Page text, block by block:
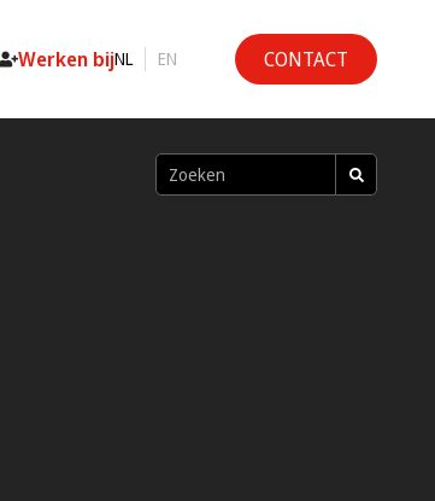
Werken bijNL EN CONTACT